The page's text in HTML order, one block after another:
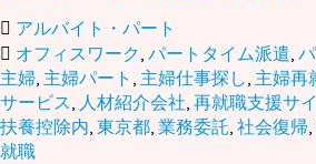
アルバイト・パート
オフィスワーク, パートタイム派遣,
主婦, 主婦パート , 主婦仕事探し, 主婦再
サービス, 人材紹介会社, 再就職支援サ
扶養控除内, 東京都, 業務委託, 社会復帰,
就職